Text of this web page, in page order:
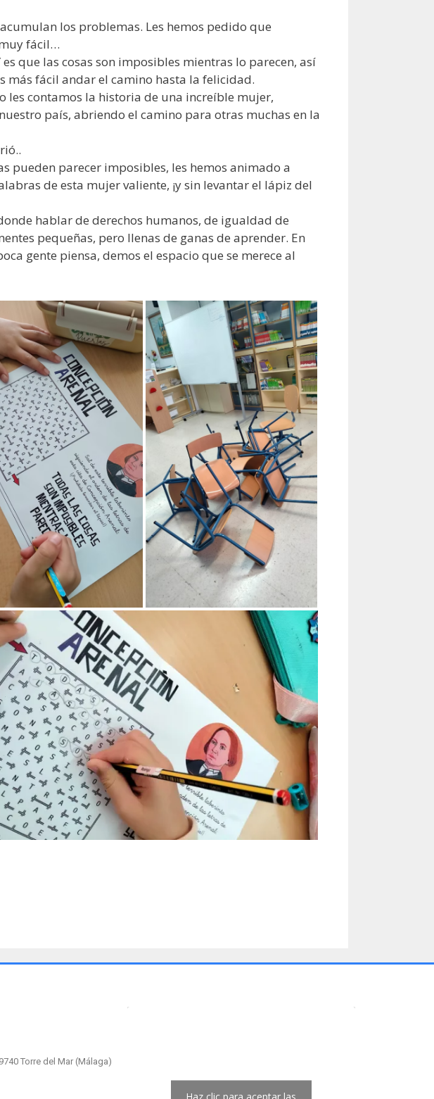
los problemas. Les hemos pedido que
fácil…
que las cosas son imposibles mientras lo parecen, así
más fácil andar el camino hasta la felicidad.
les contamos la historia de una increíble mujer,
país, abriendo el camino para otras muchas en la
pueden parecer imposibles, les hemos animado a
de esta mujer valiente, ¡y sin levantar el lápiz del
hablar de derechos humanos, de igualdad de
pequeñas, pero llenas de ganas de aprender. En
gente piensa, demos el espacio que se merece al
Torre del Mar (Málaga)
Haz clic para aceptar las